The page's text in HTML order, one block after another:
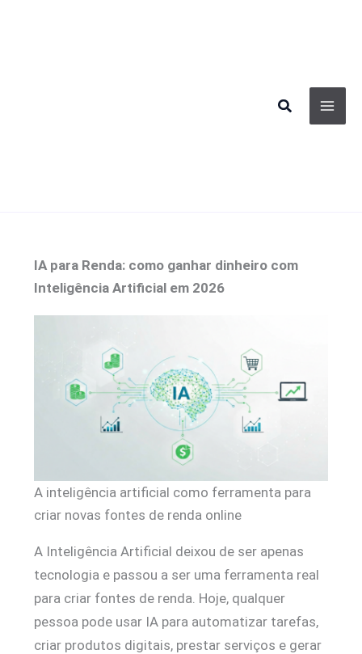
Pesquisar
IA para Renda: como ganhar dinheiro com
Inteligência Artificial em 2026
A inteligência artificial como ferramenta para
criar novas fontes de renda online
A Inteligência Artificial deixou de ser apenas
tecnologia e passou a ser uma ferramenta real
para criar fontes de renda. Hoje, qualquer
pessoa pode usar IA para automatizar tarefas,
criar produtos digitais, prestar serviços e gerar